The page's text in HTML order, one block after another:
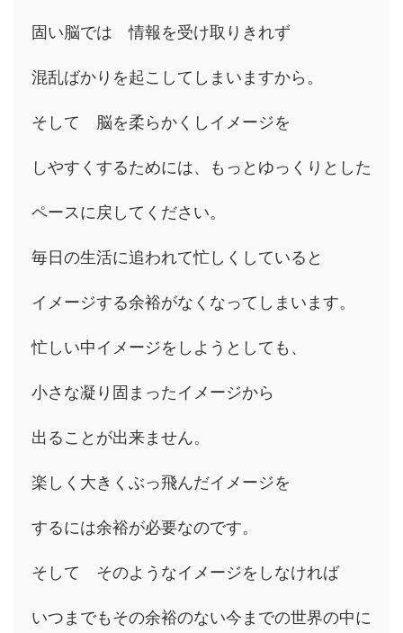
固い脳では 情報を受け取りきれず
混乱ばかりを起こしてしまいますから。
そして 脳を柔らかくしイメージを
しやすくするためには、もっとゆっくりとした
ペースに戻してください。
毎日の生活に追われて忙しくしていると
イメージする余裕がなくなってしまいます。
忙しい中イメージをしようとしても、
小さな凝り固まったイメージから
出ることが出来ません。
楽しく大きくぶっ飛んだイメージを
するには余裕が必要なのです。
そして そのようなイメージをしなければ
いつまでもその余裕のない今までの世界の中に